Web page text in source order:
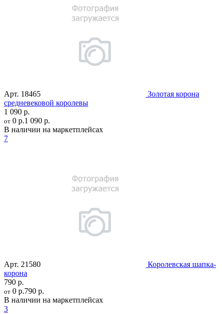
Арт. 18465
Золотая корона
средневековой королевы
1 090 р.
от 0 р.1 090 р.
В наличии на маркетплейсах
7
Арт. 21580
Королевская шапка-
корона
790 р.
от 0 р.790 р.
В наличии на маркетплейсах
3